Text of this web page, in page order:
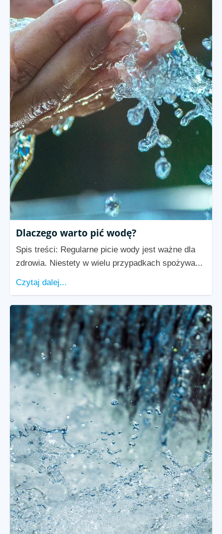
Dlaczego warto pić wodę?
Spis treści: Regularne picie wody jest ważne dla
zdrowia. Niestety w wielu przypadkach spożywa...
Czytaj dalej...